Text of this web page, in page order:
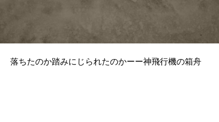
落ちたのか踏みにじられたのかーー神飛行機の箱舟